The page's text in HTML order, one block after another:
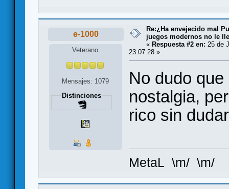
e-1000
Veterano
Mensajes: 1079
Distinciones
Re:¿Ha envejecido mal
juegos modernos no le
« Respuesta #2 en: 25 de
23:07:28 »
No dudo
nostalgia,
rico sin
MetaL \m/ \m/